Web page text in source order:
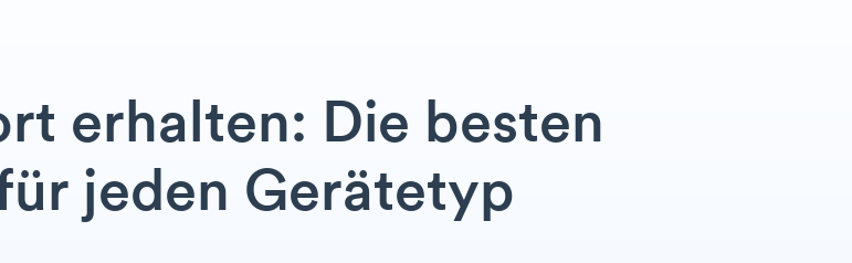
erhalten: Die besten
jeden Gerätetyp